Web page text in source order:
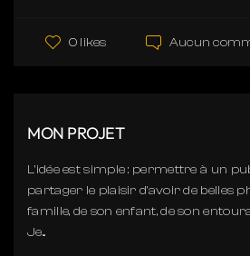
0 likes Aucun
MON PROJET
L'idée est simple : permettre à un
partager le plaisir d'avoir de belles
famille, de son enfant, de son
Je...